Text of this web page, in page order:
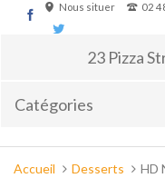
Nous situer 02
23 Pizza
Catégories
Vous
Accueil Desserts HD